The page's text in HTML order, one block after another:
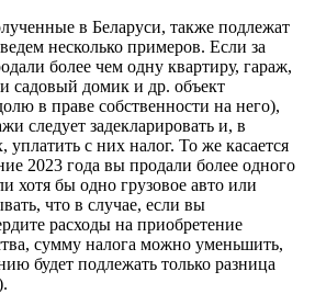
в Беларуси, также подлежат
несколько примеров. Если за
более чем одну квартиру, гараж,
садовый домик и др. объект
в праве собственности на него),
следует задекларировать и, в
уплатить с них налог. То же касается
2023 года вы продали более одного
хотя бы одно грузовое авто или
что в случае, если вы
расходы на приобретение
сумму налога можно уменьшить,
будет подлежать только разница